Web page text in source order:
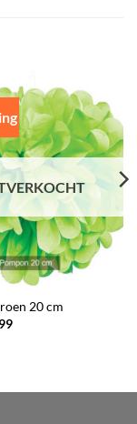
20 cm
Huidige